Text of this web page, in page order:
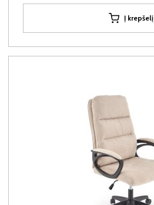
Į krepšelį